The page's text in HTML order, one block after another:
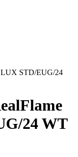
LUX STD/EUG/24
24 WT